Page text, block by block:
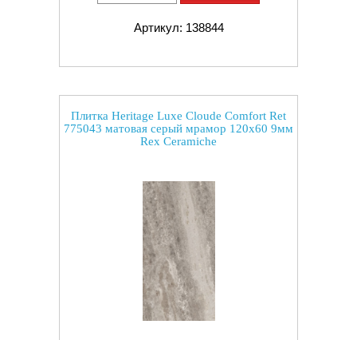
Артикул: 138844
Плитка Heritage Luxe Cloude Comfort Ret
775043 матовая серый мрамор 120x60 9мм
Rex Ceramiche